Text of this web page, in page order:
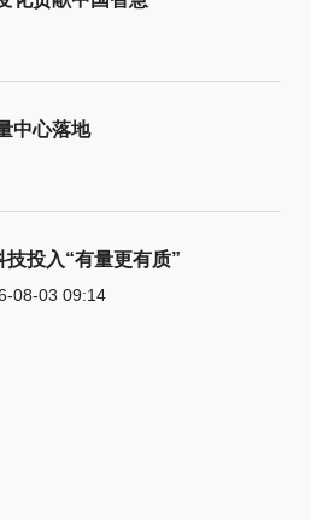
中心落地
技投入“有量更有质”
08-03 09:14